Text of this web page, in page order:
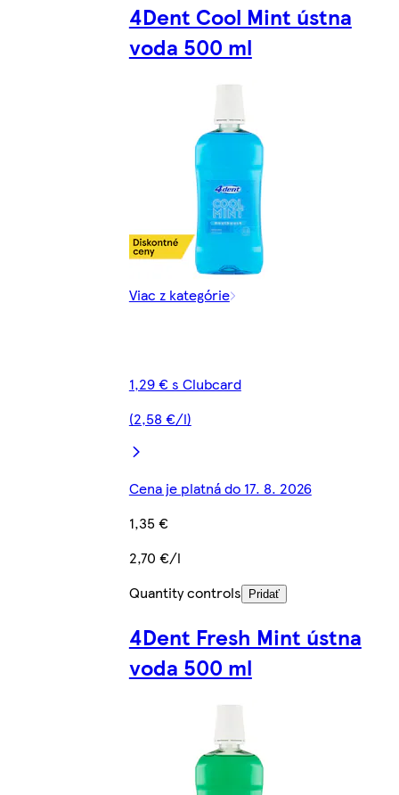
4Dent Cool Mint ústna
voda 500 ml
Viac z kategórie
1,29 € s Clubcard
(2,58 €/l)
Cena je platná do 17. 8. 2026
1,35 €
2,70 €/l
Quantity controls
Pridať
4Dent Fresh Mint ústna
voda 500 ml